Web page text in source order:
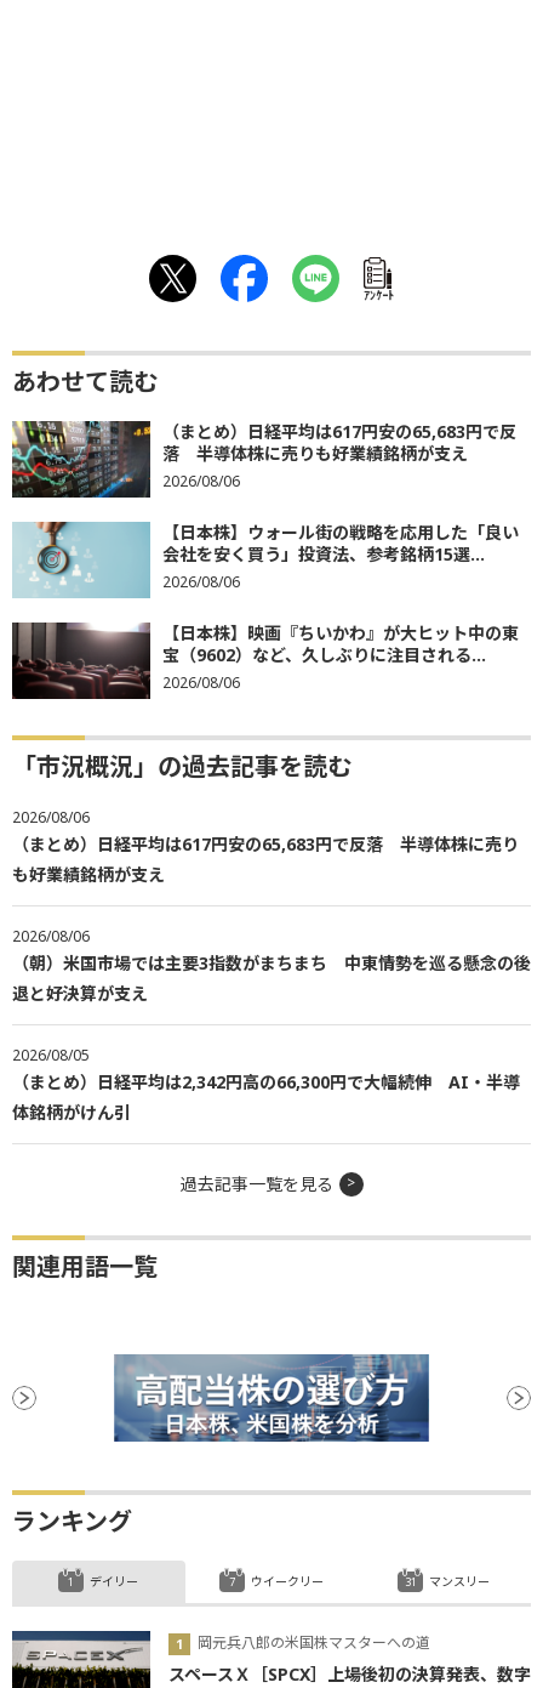
ｱﾝｹｰﾄ
あわせて読む
（まとめ）日経平均は617円安の65,683円で反
落 半導体株に売りも好業績銘柄が支え
2026/08/06
【日本株】ウォール街の戦略を応用した「良い
会社を安く買う」投資法、参考銘柄15選...
2026/08/06
【日本株】映画『ちいかわ』が大ヒット中の東
宝（9602）など、久しぶりに注目される...
2026/08/06
「市況概況」の過去記事を読む
2026/08/06
（まとめ）日経平均は617円安の65,683円で反落 半導体株に売り
も好業績銘柄が支え
2026/08/06
（朝）米国市場では主要3指数がまちまち 中東情勢を巡る懸念の後
退と好決算が支え
2026/08/05
（まとめ）日経平均は2,342円高の66,300円で大幅続伸 AI・半導
体銘柄がけん引
過去記事一覧を見る
関連用語一覧
ランキング
デイリー
岡元兵八郎の米国株マスターへの道
スペースＸ［SPCX］上場後初の決算発表、数字
ウイークリー マンスリー